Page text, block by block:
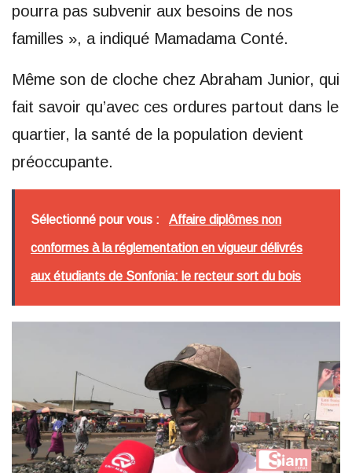
pourra pas subvenir aux besoins de nos
familles », a indiqué Mamadama Conté.
Même son de cloche chez Abraham Junior, qui
fait savoir qu’avec ces ordures partout dans le
quartier, la santé de la population devient
préoccupante.
Sélectionné pour vous : Affaire diplômes non
conformes à la réglementation en vigueur délivrés
aux étudiants de Sonfonia: le recteur sort du bois